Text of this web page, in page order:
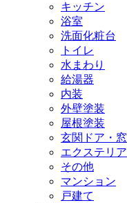
キッチン
浴室
洗面化粧台
トイレ
水まわり
給湯器
内装
外壁塗装
屋根塗装
玄関ドア・窓
エクステリア
その他
マンション
戸建て